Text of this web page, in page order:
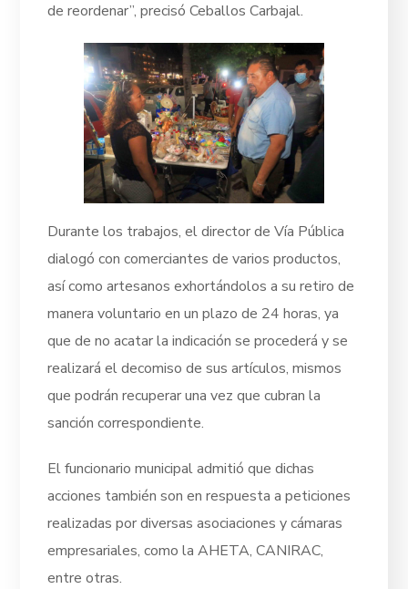
de reordenar”, precisó Ceballos Carbajal.
Durante los trabajos, el director de Vía Pública
dialogó con comerciantes de varios productos,
así como artesanos exhortándolos a su retiro de
manera voluntario en un plazo de 24 horas, ya
que de no acatar la indicación se procederá y se
realizará el decomiso de sus artículos, mismos
que podrán recuperar una vez que cubran la
sanción correspondiente.
El funcionario municipal admitió que dichas
acciones también son en respuesta a peticiones
realizadas por diversas asociaciones y cámaras
empresariales, como la AHETA, CANIRAC,
entre otras.